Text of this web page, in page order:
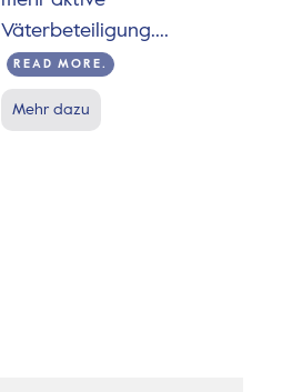
Väterbeteiligung....
READ MORE.
Mehr dazu